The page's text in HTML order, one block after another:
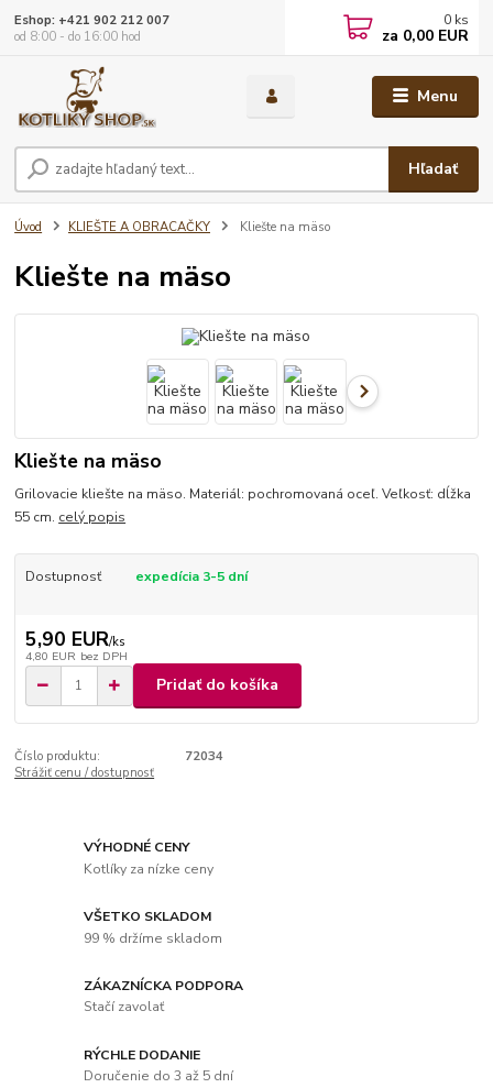
Menu
Hľadať
Eshop: +421 902 212 007
od 8:00 - do 16:00 hod
0 ks
za 0,00 EUR
Úvod KLIEŠTE A OBRACAČKY Kliešte na mäso
Kliešte na mäso
Kliešte na mäso
Grilovacie kliešte na mäso. Materiál: pochromovaná oceľ. Veľkosť: dĺžka
55 cm. celý popis
Dostupnosť expedícia 3-5 dní
5,90 EUR/ks
4,80 EUR bez DPH
Pridať do košíka
Číslo produktu:
72034
Strážiť cenu / dostupnosť
VÝHODNÉ CENY
Kotlíky za nízke ceny
VŠETKO SKLADOM
99 % držíme skladom
ZÁKAZNÍCKA PODPORA
Stačí zavolať
RÝCHLE DODANIE
Doručenie do 3 až 5 dní